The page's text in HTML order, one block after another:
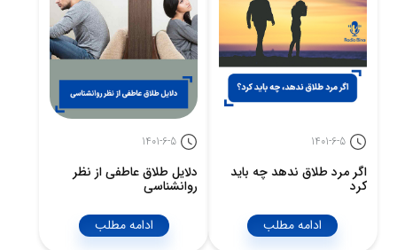
1401-6-5
اگر مرد طلاق ندهد چه باید
کرد
ادامه مطلب
1401-6-5
دلایل طلاق عاطفی از نظر
روانشناسی
ادامه مطلب